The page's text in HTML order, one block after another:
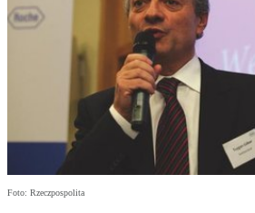
Foto: Rzeczpospolita